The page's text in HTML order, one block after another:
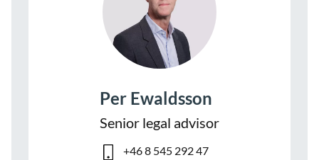
Per Ewaldsson
Senior legal advisor
+46 8 545 292 47